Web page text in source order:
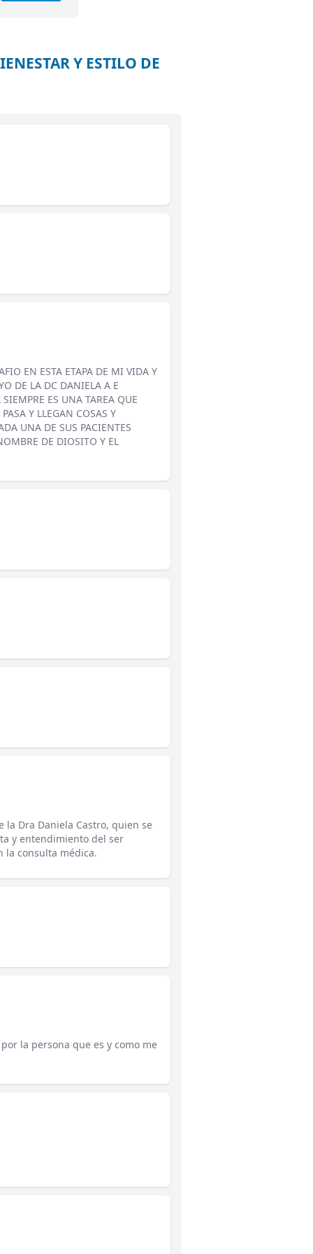
Y ESTILO DE
EN ESTA ETAPA DE MI VIDA Y
DE LA DC DANIELA A E
ES UNA TAREA QUE
Y LLEGAN COSAS Y
UNA DE SUS PACIENTES
DE DIOSITO Y EL
la Dra Daniela Castro, quien se
y entendimiento del ser
la consulta médica.
la persona que es y como me